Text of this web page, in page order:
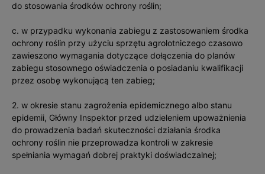
do stosowania środków ochrony roślin;
c. w przypadku wykonania zabiegu z zastosowaniem środka
ochrony roślin przy użyciu sprzętu agrolotniczego czasowo
zawieszono wymagania dotyczące dołączenia do planów
zabiegu stosownego oświadczenia o posiadaniu kwalifikacji
przez osobę wykonującą ten zabieg;
2. w okresie stanu zagrożenia epidemicznego albo stanu
epidemii, Główny Inspektor przed udzieleniem upoważnienia
do prowadzenia badań skuteczności działania środka
ochrony roślin nie przeprowadza kontroli w zakresie
spełniania wymagań dobrej praktyki doświadczalnej;